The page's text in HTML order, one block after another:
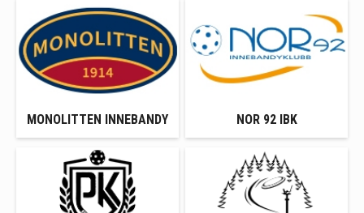
MONOLITTEN INNEBANDY NOR 92 IBK